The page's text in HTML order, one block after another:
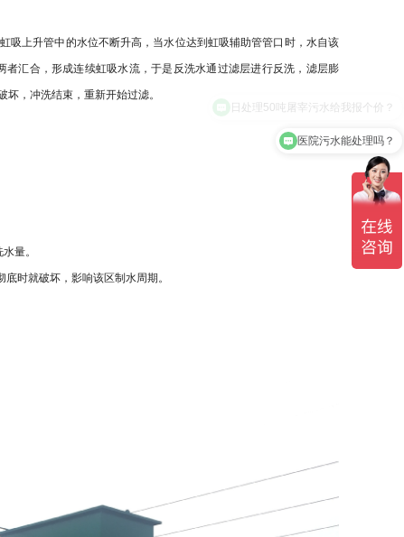
吸上升管中的水位不断升高，当水位达到虹吸辅助管管口时，水自该
汇合，形成连续虹吸水流，于是反洗水通过滤层进行反洗，滤层膨
，冲洗结束，重新开始过滤。
量。
时就破坏，影响该区制水周期。
医院污水能处理吗？